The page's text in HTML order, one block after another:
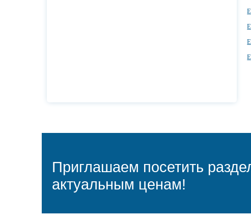
Приглашаем посетить
актуальным ценам!